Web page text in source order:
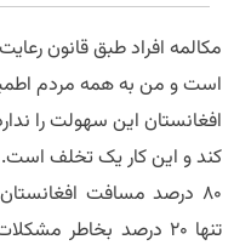
مکالمه افراد طبق قانون
است و من به همه مردم
افغانستان این سهولت را
کند و این کار یک تخلف است.
80 درصد مسافت
تنها 20 درصد بخاطر